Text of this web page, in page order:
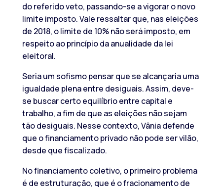
do referido veto, passando-se a vigorar o novo
limite imposto. Vale ressaltar que, nas eleições
de 2018, o limite de 10% não será imposto, em
respeito ao princípio da anualidade da lei
eleitoral.
Seria um sofismo pensar que se alcançaria uma
igualdade plena entre desiguais. Assim, deve-
se buscar certo equilíbrio entre capital e
trabalho, a fim de que as eleições não sejam
tão desiguais. Nesse contexto, Vânia defende
que o financiamento privado não pode ser vilão,
desde que fiscalizado.
No financiamento coletivo, o primeiro problema
é de estruturação, que é o fracionamento de